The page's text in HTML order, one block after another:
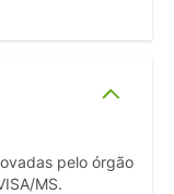
pelo órgão
MS.